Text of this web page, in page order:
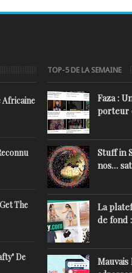
Africaine
The
De
TOP-5 DE LA SEMAINE
Faza :
porteur
Stuff in
nos…
La
de fond